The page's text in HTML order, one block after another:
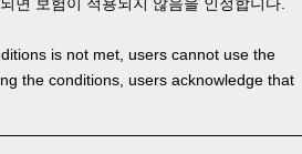
is not met, users cannot use the
the conditions, users acknowledge that